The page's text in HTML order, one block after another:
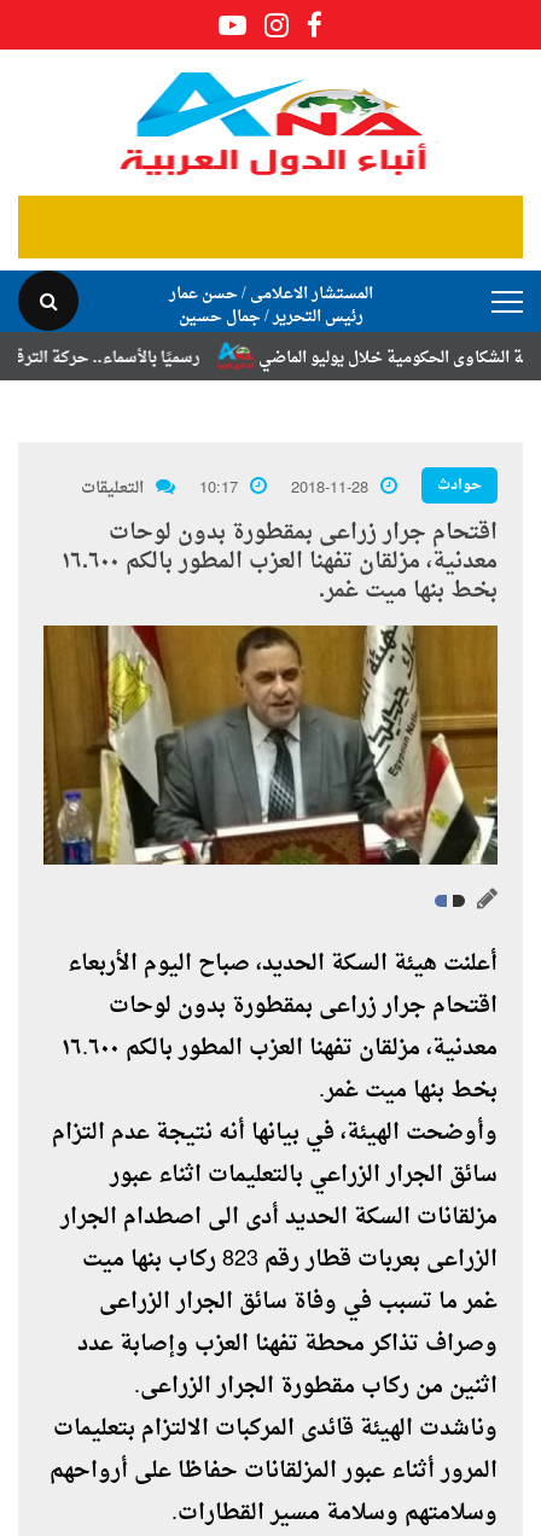
المستشار الاعلامى / حسن عمار
رئيس التحرير / جمال حسين
رسميًا بالأسماء.. حركة الترقيات
الحكومية خلال يوليو الماضي
حوادث 2018-11-28
10:17 التعليقات
اقتحام جرار زراعى بمقطورة بدون لوحات
معدنية، مزلقان تفهنا العزب المطور بالكم ١٦.٦٠٠
بخط بنها ميت غمر.
أعلنت هيئة السكة الحديد، صباح اليوم الأربعاء
اقتحام جرار زراعى بمقطورة بدون لوحات
معدنية، مزلقان تفهنا العزب المطور بالكم ١٦.٦٠٠
بخط بنها ميت غمر.
وأوضحت الهيئة، في بيانها أنه نتيجة عدم التزام
سائق الجرار الزراعي بالتعليمات اثناء عبور
مزلقانات السكة الحديد أدى الى اصطدام الجرار
الزراعى بعربات قطار رقم 823 ركاب بنها ميت
غمر ما تسبب في وفاة سائق الجرار الزراعى
وصراف تذاكر محطة تفهنا العزب وإصابة عدد
اثنين من ركاب مقطورة الجرار الزراعى.
وناشدت الهيئة قائدى المركبات الالتزام بتعليمات
المرور أثناء عبور المزلقانات حفاظا على أرواحهم
وسلامتهم وسلامة مسير القطارات.